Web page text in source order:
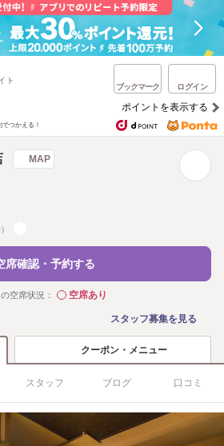
ト
ブックマーク ログイン
ポイントを表示する
つかえる！
MAP
席確認・予約する
空席状況： ◯空席あり
スタッフ募集を見る
クーポン・メニュー
スタッフ ブログ 口コミ